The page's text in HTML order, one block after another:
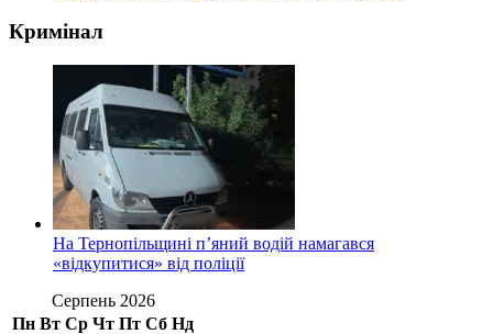
Кримінал
На Тернопільщині п’яний водій намагався
«відкупитися» від поліції
Серпень 2026
Пн Вт Ср Чт Пт Сб Нд